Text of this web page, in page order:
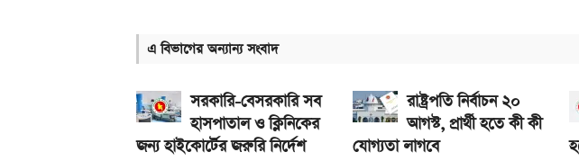
আজকের সকল দেশের টাকার রেট: ০৫ আগস্ট ২০২৬
এ বিভাগের অন্যান্য সংবাদ
সরকারি-বেসরকারি সব
হাসপাতাল ও ক্লিনিকের
জন্য হাইকোর্টের জরুরি নির্দেশ
রাষ্ট্রপতি নির্বাচন ২০
আগস্ট, প্রার্থী হতে কী কী
যোগ্যতা লাগবে